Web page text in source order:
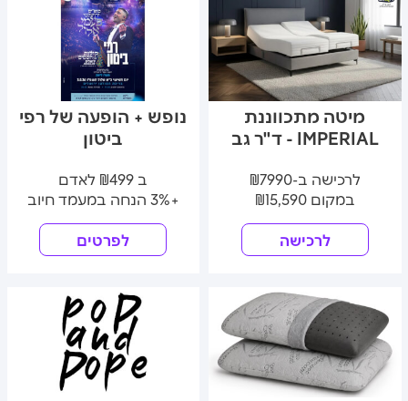
נופש + הופעה של רפי
ביטון
ב ₪499 לאדם
+3% הנחה במעמד חיוב
לפרטים
מיטה מתכווננת
IMPERIAL - ד"ר גב
לרכישה ב-₪7990
במקום ₪15,590
לרכישה